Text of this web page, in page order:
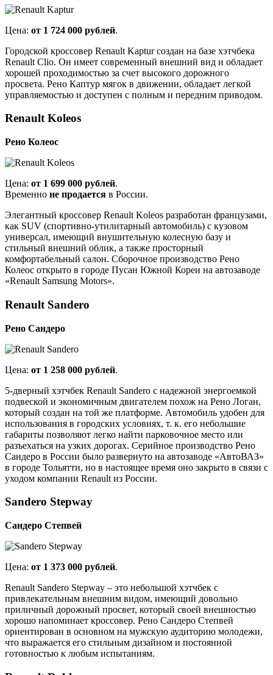
Цена: от 1 724 000 рублей.
Городской кроссовер Renault Kaptur создан на базе хэтчбека
Renault Clio. Он имеет современный внешний вид и обладает
хорошей проходимостью за счет высокого дорожного
просвета. Рено Каптур мягок в движении, обладает легкой
управляемостью и доступен с полным и передним приводом.
Renault Koleos
Рено Колеос
Цена: от 1 699 000 рублей.
Временно не продается в России.
Элегантный кроссовер Renault Koleos разработан французами,
как SUV (спортивно-утилитарный автомобиль) с кузовом
универсал, имеющий внушительную колесную базу и
стильный внешний облик, а также просторный
комфортабельный салон. Сборочное производство Рено
Колеос открыто в городе Пусан Южной Кореи на автозаводе
«Renault Samsung Motors».
Renault Sandero
Рено Сандеро
Цена: от 1 258 000 рублей.
5-дверный хэтчбек Renault Sandero с надежной энергоемкой
подвеской и экономичным двигателем похож на Рено Логан,
который создан на той же платформе. Автомобиль удобен для
использования в городских условиях, т. к. его небольшие
габариты позволяют легко найти парковочное место или
разъехаться на узких дорогах. Серийное производство Рено
Сандеро в России было развернуто на автозаводе «АвтоВАЗ»
в городе Тольятти, но в настоящее время оно закрыто в связи с
уходом компании Renault из России.
Sandero Stepway
Сандеро Степвей
Цена: от 1 373 000 рублей.
Renault Sandero Stepway – это небольшой хэтчбек с
привлекательным внешним видом, имеющий довольно
приличный дорожный просвет, который своей внешностью
хорошо напоминает кроссовер. Рено Сандеро Степвей
ориентирован в основном на мужскую аудиторию молодежи,
что выражается его стильным дизайном и постоянной
готовностью к любым испытаниям.